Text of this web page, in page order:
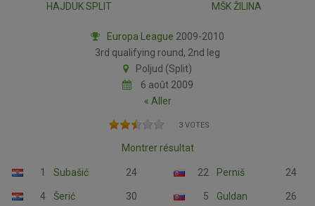
HAJDUK SPLIT MŠK ŽILINA
Europa League 2009-2010
3rd qualifying round, 2nd leg
Poljud (Split)
6 août 2009
« Aller
3 VOTES
Montrer résultat
1 Subašić 24
4 Šerić 30
22 Perniš 24
5 Guldan 26